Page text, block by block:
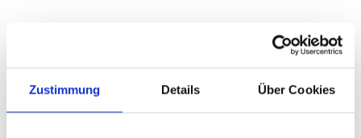
Zustimmung Details Über Cookies